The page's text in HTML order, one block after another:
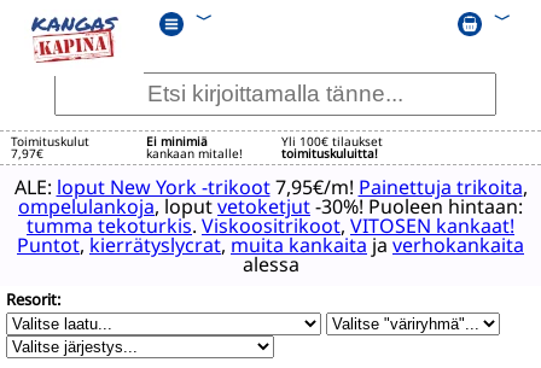
﹀ ﹀
Toimituskulut
7,97€
Ei minimiä
kankaan mitalle!
Yli 100€ tilaukset
toimituskuluitta!
ALE: loput New York -trikoot7,95€/m! Painettuja trikoita,
ompelulankoja, loputvetoketjut-30%! Puoleen hintaan:
tumma tekoturkis. Viskoositrikoot, VITOSEN kankaat!
Puntot,kierrätyslycrat,muita kankaitajaverhokankaita
alessa
Resorit: